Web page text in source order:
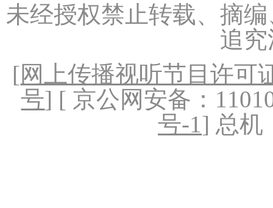
未经授权禁止转载、摘
追
[网上传播视听节目许可
号] [ 京公网安备：
号-1] 总机